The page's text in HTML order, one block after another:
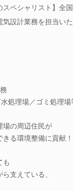
スペシャリスト】全
設計業務を担当いた
処理場／ゴミ処理場
の周辺住民が
る環境整備に貢献！
も
支えている、